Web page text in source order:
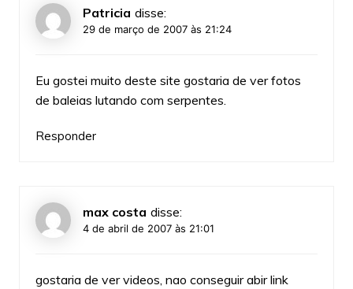
Patricia disse:
29 de março de 2007 às 21:24
Eu gostei muito deste site gostaria de ver fotos
de baleias lutando com serpentes.
Responder
max costa disse:
4 de abril de 2007 às 21:01
gostaria de ver videos, nao conseguir abir link